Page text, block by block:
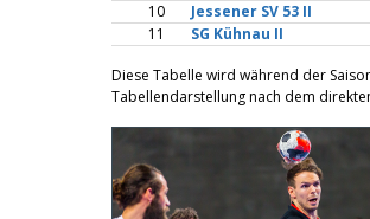
10
Jessener SV 53 II
11
SG Kühnau II
Diese Tabelle wird während der
Tabellendarstellung nach dem